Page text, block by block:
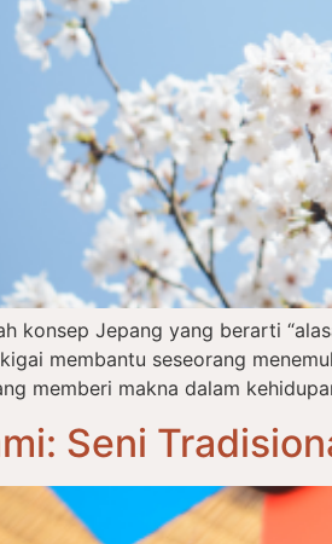
konsep Jepang yang berarti
membantu seseorang
memberi makna dalam
Seni